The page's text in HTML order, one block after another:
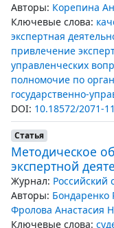
Авторы: Корепина
Ключевые слова:
экспертная
привлечение
управленческих
полномочие по
государственно-
DOI: 10.18572/2071-
Статья
Методическое
экспертной
Журнал: Российский
Авторы: Бондаренко
Фролова Анастасия
Ключевые слова: